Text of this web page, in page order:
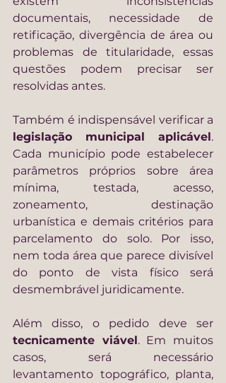
documentais, necessidade de
retificação, divergência de área ou
problemas de titularidade, essas
questões podem precisar ser
resolvidas antes.
legislação municipal aplicável.
Cada município pode estabelecer
parâmetros próprios sobre área
mínima, testada, acesso,
zoneamento, destinação
urbanística e demais critérios para
parcelamento do solo. Por isso,
nem toda área que parece divisível
do ponto de vista físico será
desmembrável juridicamente.
tecnicamente viável. Em muitos
casos, será necessário
levantamento topográfico, planta,